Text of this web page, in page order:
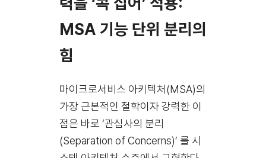
MSA 기능 단위 분리의
힘
마이크로서비스 아키텍처(MSA)의
가장 근본적인 철학이자 강력한 이
점은 바로 ‘관심사의 분리
(Separation of Concerns)’ 를 시